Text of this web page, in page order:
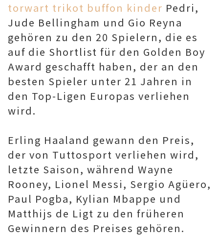
torwart trikot buffon kinder Pedri,
Jude Bellingham und Gio Reyna
gehören zu den 20 Spielern, die es
auf die Shortlist für den Golden Boy
Award geschafft haben, der an den
besten Spieler unter 21 Jahren in
den Top-Ligen Europas verliehen
wird.
Erling Haaland gewann den Preis,
der von Tuttosport verliehen wird,
letzte Saison, während Wayne
Rooney, Lionel Messi, Sergio Agüero,
Paul Pogba, Kylian Mbappe und
Matthijs de Ligt zu den früheren
Gewinnern des Preises gehören.